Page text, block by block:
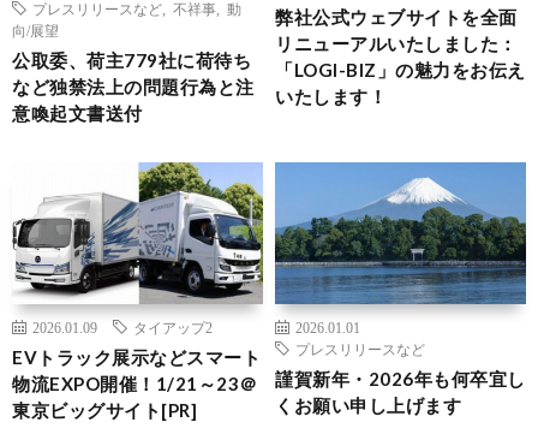
プレスリリースなど
不祥事
動
向/展望
公取委、荷主779社に荷待ち
など独禁法上の問題行為と注
意喚起文書送付
弊社公式ウェブサイトを全面
リニューアルいたしました：
「LOGI-BIZ」の魅力をお伝え
いたします！
2026.01.09 タイアップ2
EVトラック展示などスマート
物流EXPO開催！1/21～23＠
東京ビッグサイト[PR]
2026.01.01
プレスリリースなど
謹賀新年・2026年も何卒宜し
くお願い申し上げます